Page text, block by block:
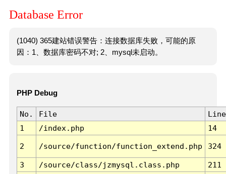
Database Error
(1040) 365建站错误警告：连接数据库失败，可能的原
因：1、数据库密码不对; 2、mysql未启动。
PHP Debug
No. File
Line
1
/index.php 14
2 /source/function/function_extend.php 324
3 /source/class/jzmysql.class.php
211